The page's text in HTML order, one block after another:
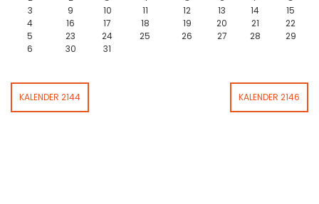
3
9 10 11 12 13 14
15
4
16 17 18 19 20 21
22
5
23 24 25 26 27 28
29
6
30 31
KALENDER 2144 KALENDER 2146